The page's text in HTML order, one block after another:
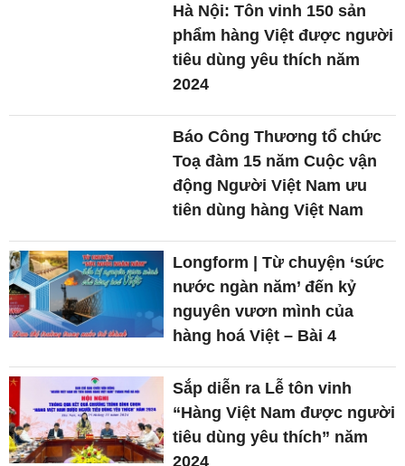
Hà Nội: Tôn vinh 150 sản
phẩm hàng Việt được người
tiêu dùng yêu thích năm
2024
Báo Công Thương tổ chức
Toạ đàm 15 năm Cuộc vận
động Người Việt Nam ưu
tiên dùng hàng Việt Nam
Longform | Từ chuyện ‘sức
nước ngàn năm’ đến kỷ
nguyên vươn mình của
hàng hoá Việt – Bài 4
Sắp diễn ra Lễ tôn vinh
“Hàng Việt Nam được người
tiêu dùng yêu thích” năm
2024